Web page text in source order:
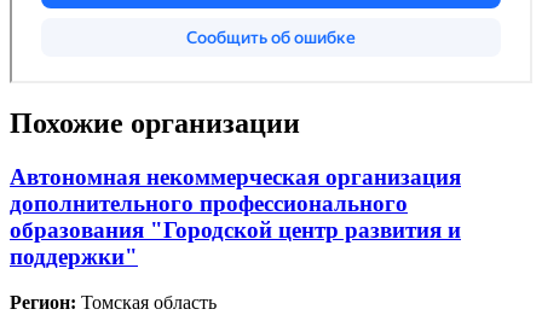
Похожие организации
Автономная некоммерческая организация
дополнительного профессионального
образования "Городской центр развития и
поддержки"
Регион: Томская область